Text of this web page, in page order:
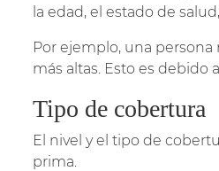
la edad, el estado de
Por ejemplo, una
más altas. Esto es debido
Tipo de cobertura
El nivel y el tipo de
prima.